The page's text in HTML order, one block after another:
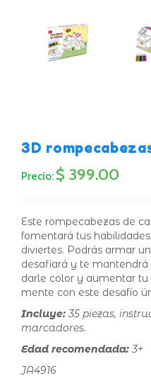
3D
Precio: $ 399.00
Este rompecabezas de
fomentará tus
diviertes. Podrás armar
desafiará y te
darle color y aumentar tu
mente con este desafío
Incluye: 35 piezas,
marcadores.
Edad recomendada: 3+
JA4916